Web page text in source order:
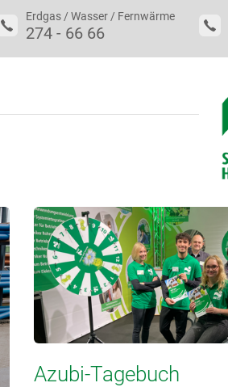
Erdgas / Wasser / Fernwärme
274 - 66 66
Azubi-Tagebuch